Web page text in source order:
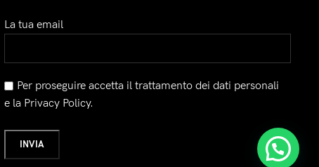
La tua email
Per proseguire accetta il trattamento dei dati personali
e la Privacy Policy.